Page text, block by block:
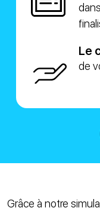
Le
de
Grâce à notre